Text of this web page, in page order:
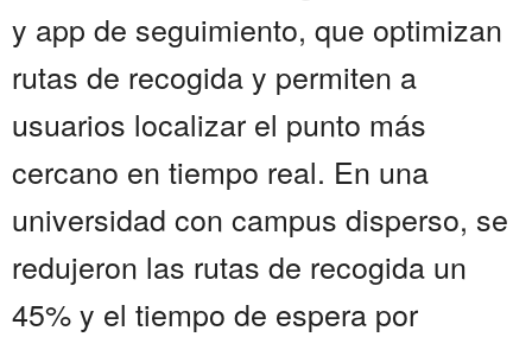
y app de seguimiento, que optimizan
rutas de recogida y permiten a
usuarios localizar el punto más
cercano en tiempo real. En una
universidad con campus disperso, se
redujeron las rutas de recogida un
45% y el tiempo de espera por